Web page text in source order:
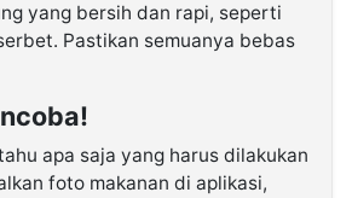
yang bersih dan rapi, seperti
Pastikan semuanya bebas
apa saja yang harus dilakukan
foto makanan di aplikasi,